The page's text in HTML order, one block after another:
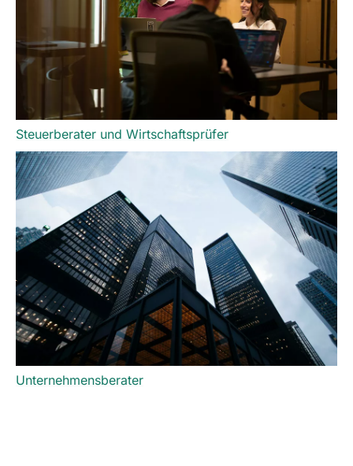
Steuerberater und Wirtschaftsprüfer
Unternehmensberater